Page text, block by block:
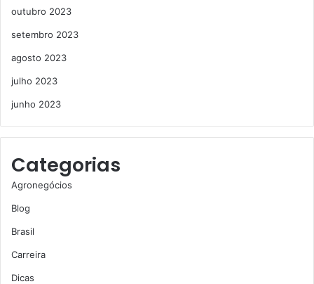
outubro 2023
setembro 2023
agosto 2023
julho 2023
junho 2023
Categorias
Agronegócios
Blog
Brasil
Carreira
Dicas